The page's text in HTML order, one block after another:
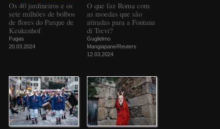
Os 40 jardineiros e os
sete milhões de bolbos
de flores do Parque de
Keukenhof
Fugas
20.03.2024
O que faz Roma com
as moedas que são
atiradas para a Fontana
di Trevi?
Guglielmo
Mangiapane/Reuters
12.03.2024